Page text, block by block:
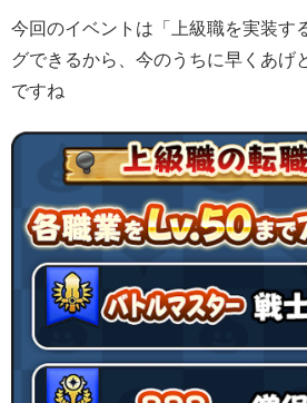
今回のイベントは「上級職を実装す
グできるから、今のうちに早くあげ
ですね